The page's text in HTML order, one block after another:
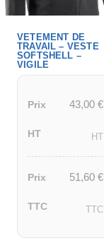
VETEMENT DE
TRAVAIL – VESTE
SOFTSHELL –
VIGILE
Prix
HT
43,00 €
HT
Prix
TTC
51,60 €
TTC